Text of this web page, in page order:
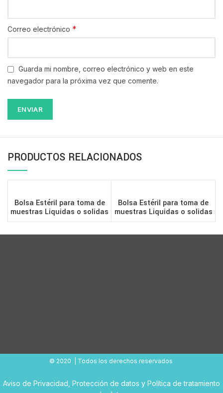
Correo electrónico *
Guarda mi nombre, correo electrónico y web en este
navegador para la próxima vez que comente.
PRODUCTOS RELACIONADOS
Bolsa Estéril para toma de
muestras Liquidas o solidas
– 4oz (100ml) Con
Bolsa Estéril para toma de
muestras Liquidas o solidas
– 55oz (1627ml) Cinta
© 2020 | Todos los derechos reservados
Aviso de Privacidad Protección de datos y Política de tratamiento